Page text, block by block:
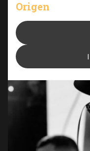
Origen